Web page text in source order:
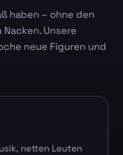
haben – ohne den
Unsere
neue Figuren und
netten Leuten